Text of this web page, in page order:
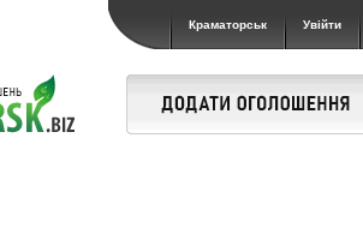
Краматорськ Увійти